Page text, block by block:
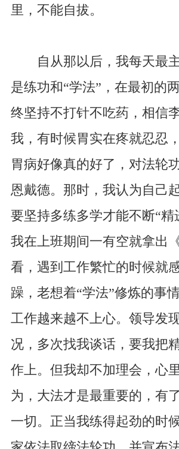
里，不能自拔。
自从那以后，我每天最
是练功和“学法”，在最初的
终坚持不打针不吃药，相信
我，有时候胃实在疼就忍忍
胃病好像真的好了，对法轮
恩戴德。那时，我认为自己
要坚持多练多学才能不断“精
我在上班期间一有空就拿出
看，遇到工作繁忙的时候就
躁，老想着“学法”修炼的事
工作越来越不上心。领导发
况，多次找我谈话，要我把
作上。但我却不加理会，心
为，大法才是最重要的，有
一切。正当我练得起劲的时